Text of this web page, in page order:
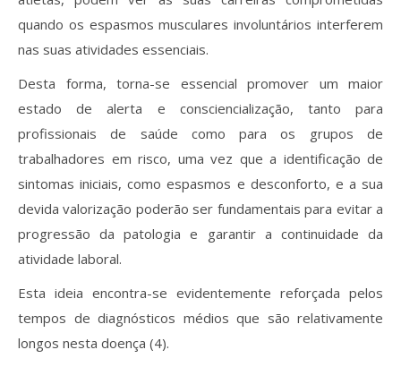
quando os espasmos musculares involuntários interferem
nas suas atividades essenciais.
Desta forma, torna-se essencial promover um maior
estado de alerta e consciencialização, tanto para
profissionais de saúde como para os grupos de
trabalhadores em risco, uma vez que a identificação de
sintomas iniciais, como espasmos e desconforto, e a sua
devida valorização poderão ser fundamentais para evitar a
progressão da patologia e garantir a continuidade da
atividade laboral.
Esta ideia encontra-se evidentemente reforçada pelos
tempos de diagnósticos médios que são relativamente
longos nesta doença (4).